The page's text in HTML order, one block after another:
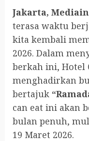
Jakarta,
terasa waktu
kita kembali
2026. Dalam
berkah ini, Hotel
menghadirkan
bertajuk
can eat ini akan
bulan penuh,
19 Maret 2026.